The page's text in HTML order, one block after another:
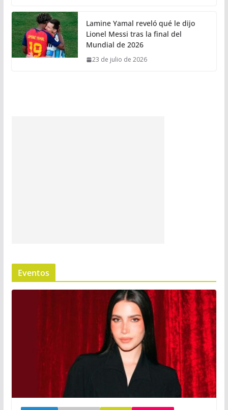
Lamine Yamal reveló qué le dijo
Lionel Messi tras la final del
Mundial de 2026
23 de julio de 2026
Eventos